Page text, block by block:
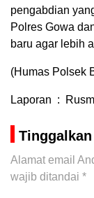
pengabdian
Polres Gowa
baru agar lebih
(Humas Polsek
Laporan :
Alamat email
wajib ditandai *